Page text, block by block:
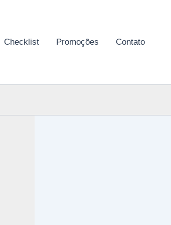
Checklist Promoções Contato